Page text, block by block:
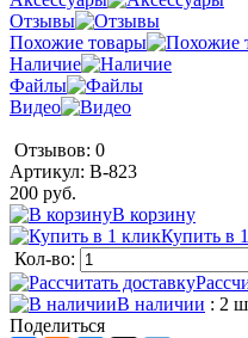
Отзывы
Похожие товары
Наличие
Файлы
Видео
Отзывов: 0
Артикул: B-823
200 руб.
В корзину
Купить в
Кол-во:
В наличии : 2
Поделиться